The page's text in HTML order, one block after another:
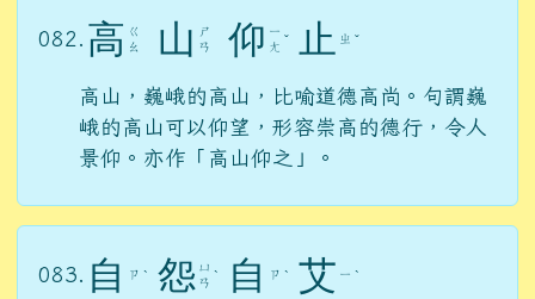
082. 高 ㄍ
ㄠ
山
ㄕ
ㄢ
仰 ㄧ
ㄤ ˇ 止 ㄓ ˇ
高山，巍峨的高山，比喻道德高尚。句謂巍
峨的高山可以仰望，形容崇高的德行，令人
景仰。亦作「高山仰之」。
083. 自 ㄗ ˋ 怨 ㄩ
ㄢ ˋ 自 ㄗ ˋ 艾 ㄧ ˋ